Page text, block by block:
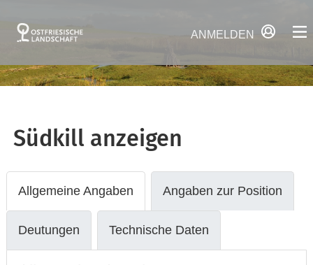
ANMELDEN
Südkillanzeigen
Allgemeine Angaben Angaben zur Position
Deutungen Technische Daten